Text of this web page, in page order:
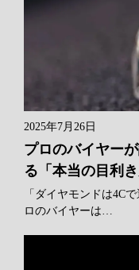
2025年7月26日
プロのバイヤー
る「本当の目利き
「ダイヤモンドは4C
ロのバイヤーは…